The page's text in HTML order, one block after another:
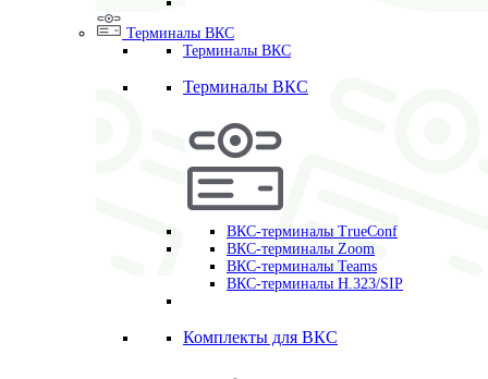
Терминалы ВКС
Терминалы ВКС
Терминалы ВКС
ВКС-терминалы TrueConf
ВКС-терминалы Zoom
ВКС-терминалы Teams
ВКС-терминалы H.323/SIP
Комплекты для ВКС